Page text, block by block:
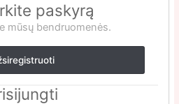
paskyrą
mūsų bendruomenės.